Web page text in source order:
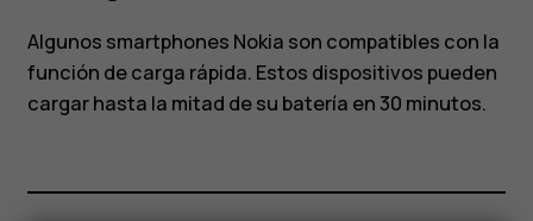
Algunos smartphones Nokia son compatibles con la
función de carga rápida. Estos dispositivos pueden
cargar hasta la mitad de su batería en 30 minutos.